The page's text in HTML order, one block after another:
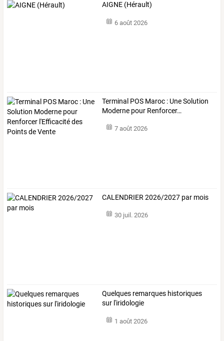
AIGNE (Hérault)
6 août 2026
Terminal POS Maroc : UneSolution
Moderne pour Renforcer…
7 août 2026
CALENDRIER 2026/2027 par mois
30 juil. 2026
Quelques remarques historiques
sur l'iridologie
1 août 2026